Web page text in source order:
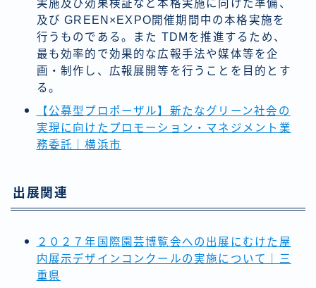
実施及び効果検証など本格実施に向けた準備、
及び GREEN×EXPO開催期間中の本格実施を
行うものである。また TDMを推進するため、
最も効率的で効果的な広報手法や媒体等を企
画・制作し、広報展開等を行うことを目的とす
る。
【公募型プロポーザル】新たなグリーン社会の
実現に向けたプロモーション・マネジメント業
務委託｜横浜市
出展関連
２０２７年国際園芸博覧会への出展にむけた屋
内展示デザインコンクールの実施について｜三
重県